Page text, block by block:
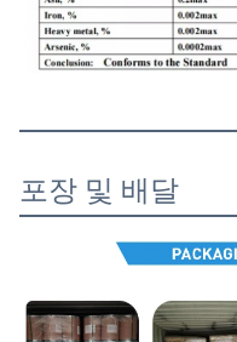
포장 및 배달